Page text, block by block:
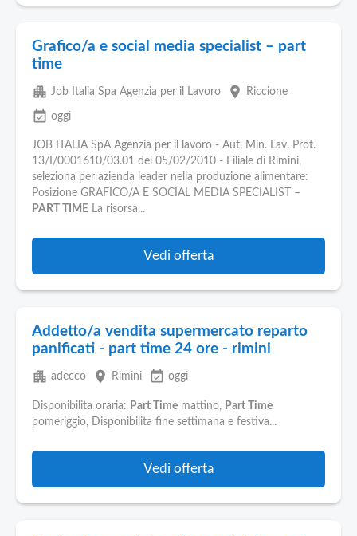
Grafico/a e social media specialist – part
time
apartment Job Italia Spa Agenzia per il Lavoro place Riccione
event_available oggi
JOB ITALIA SpA Agenzia per il lavoro - Aut. Min. Lav. Prot.
13/I/0001610/03.01 del 05/02/2010 - Filiale di Rimini,
seleziona per azienda leader nella produzione alimentare:
Posizione GRAFICO/A E SOCIAL MEDIA SPECIALIST –
PART TIME La risorsa...
Vedi offerta
Addetto/a vendita supermercato reparto
panificati - part time 24 ore - rimini
apartment adecco place Rimini event_available oggi
Disponibilita oraria: Part Time mattino, Part Time
pomeriggio, Disponibilita fine settimana e festiva...
Vedi offerta